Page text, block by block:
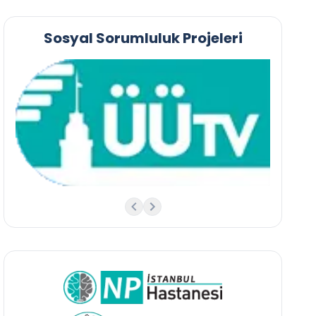
Sosyal Sorumluluk Projeleri